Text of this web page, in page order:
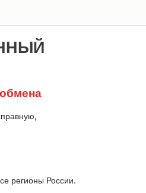
регионы России.